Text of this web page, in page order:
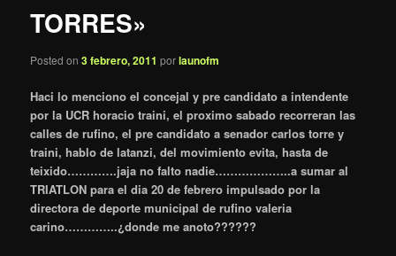
TORRES»
Posted on3 febrero, 2011 porlaunofm
Haci lo menciono el concejal y pre candidato a intendente
por la UCR horacio traini, el proximo sabado recorreran las
calles de rufino, el pre candidato a senador carlos torre y
traini, hablo de latanzi, del movimiento evita, hasta de
teixido………….jaja no falto nadie………………..a sumar al
TRIATLON para el dia 20 de febrero impulsado por la
directora de deporte municipal de rufino valeria
carino…………..¿donde me anoto??????